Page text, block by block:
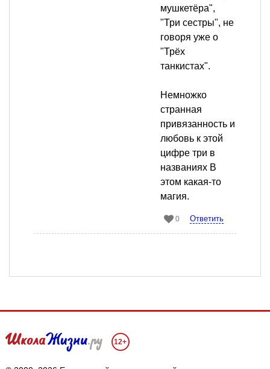
мушкетёра",
"Три сестры", не
говоря уже о
"Трёх
танкистах".
Немножко
странная
привязанность и
любовь к этой
цифре три в
названиях В
этом какая-то
магия.
0 Ответить
12+
Мы собираем файлы cookie и применяем